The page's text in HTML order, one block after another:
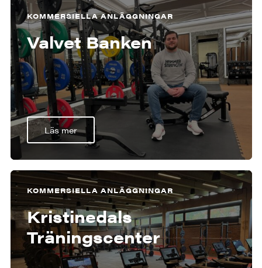
KOMMERSIELLA ANLÄGGNINGAR
Valvet Banken
Läs mer
KOMMERSIELLA ANLÄGGNINGAR
Kristinedals
Träningscenter